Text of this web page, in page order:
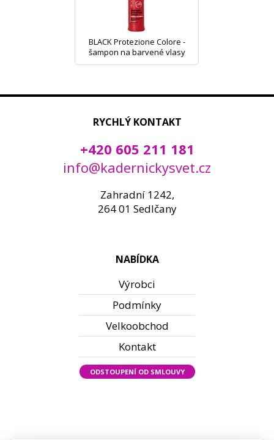
BLACK Protezione Colore -
šampon na barvené vlasy
RYCHLÝ KONTAKT
+420 605 211 181
info@kadernickysvet.cz
Zahradní 1242,
264 01 Sedlčany
NABÍDKA
Výrobci
Podmínky
Velkoobchod
Kontakt
ODSTOUPENÍ OD SMLOUVY